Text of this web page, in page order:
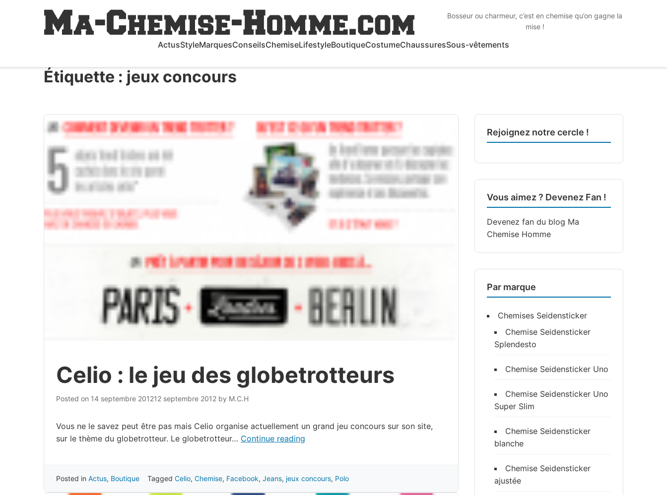
Bosseur ou charmeur, c’est en chemise qu’on gagne la
mise !
ActusStyleMarquesConseilsChemiseLifestyleBoutiqueCostumeChaussuresSous-vêtements
Étiquette : jeux concours
Celio : le jeu des globetrotteurs
Posted on 14 septembre 201212 septembre 2012 by M.C.H
Vous ne le savez peut être pas mais Celio organise actuellement un grand jeu concours sur son site,
sur le thème du globetrotteur. Le globetrotteur… Continue reading
Posted in Actus, Boutique Tagged Celio, Chemise, Facebook, Jeans, jeux concours, Polo
Rejoignez notre cercle !
Vous aimez ? Devenez Fan !
Devenez fan du blog Ma
Chemise Homme
Par marque
Chemises Seidensticker
Chemise Seidensticker
Splendesto
Chemise Seidensticker Uno
Chemise Seidensticker Uno
Super Slim
Chemise Seidensticker
blanche
Chemise Seidensticker
ajustée